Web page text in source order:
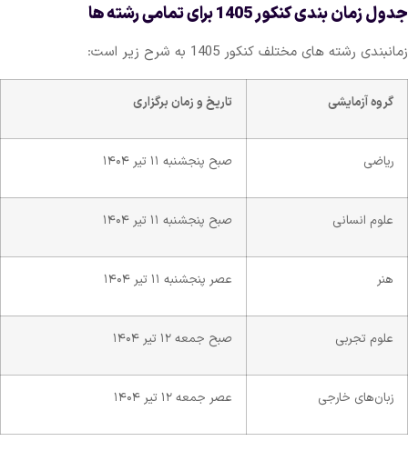
کنکور 1405 برای تمامی رشته ها
های مختلف کنکور 1405 به شرح زیر است:
آزمایشی تاریخ و زمان برگزاری
صبح پنجشنبه ۱۱ تیر ۱۴۰۴
صبح پنجشنبه ۱۱ تیر ۱۴۰۴
عصر پنجشنبه ۱۱ تیر ۱۴۰۴
تجربی صبح جمعه ۱۲ تیر ۱۴۰۴
خارجی عصر جمعه ۱۲ تیر ۱۴۰۴